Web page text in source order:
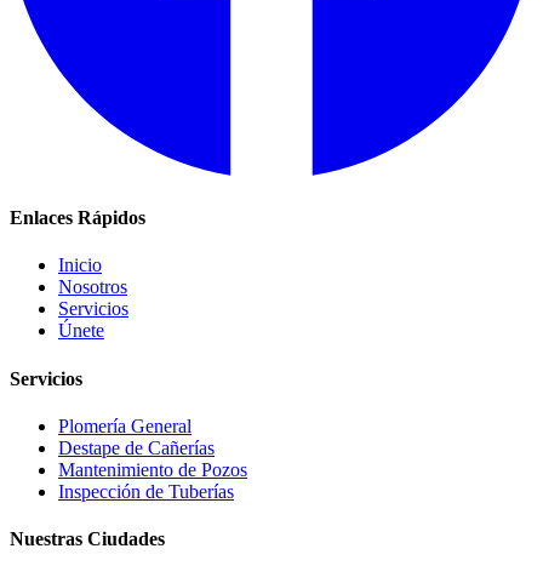
Enlaces Rápidos
Inicio
Nosotros
Servicios
Únete
Servicios
Plomería General
Destape de Cañerías
Mantenimiento de Pozos
Inspección de Tuberías
Nuestras Ciudades